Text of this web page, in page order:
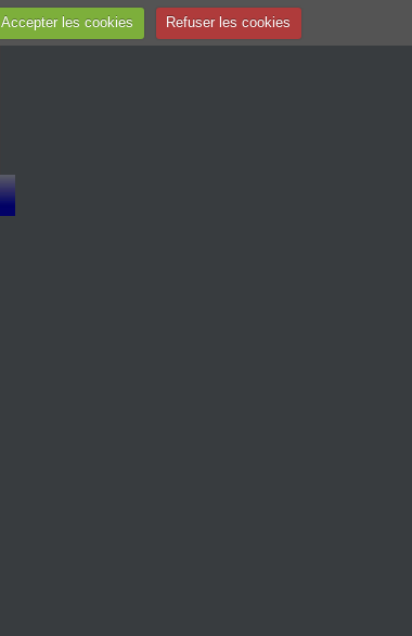
Accepter les cookies Refuser les cookies